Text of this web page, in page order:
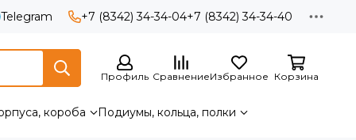
Telegram +7 (8342) 34-34-04+7 (8342) 34-34-40
Профиль СравнениеИзбранное Корзина
короба Подиумы, кольца, полки